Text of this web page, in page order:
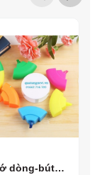
dòng-bút